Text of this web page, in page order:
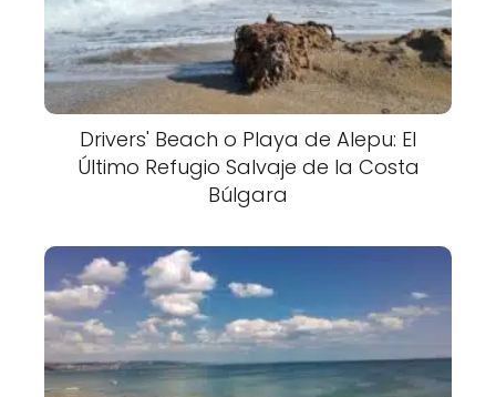
Drivers' Beach o Playa de Alepu: El
Último Refugio Salvaje de la Costa
Búlgara